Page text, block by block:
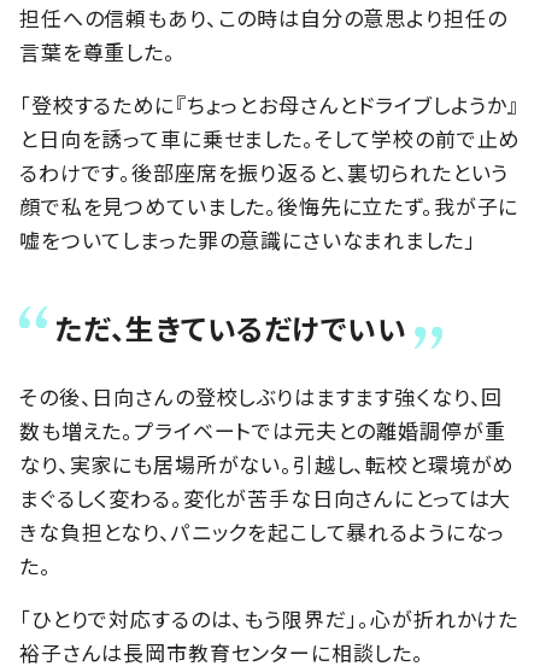
担任への信頼もあり、この時は自分の意思より担任の
言葉を尊重した。
「登校するために『ちょっとお母さんとドライブしようか』
と日向を誘って車に乗せました。そして学校の前で止め
るわけです。後部座席を振り返ると、裏切られたという
顔で私を見つめていました。後悔先に立たず。我が子に
嘘をついてしまった罪の意識にさいなまれました」
ただ、生きているだけでいい
その後、日向さんの登校しぶりはますます強くなり、回
数も増えた。プライベートでは元夫との離婚調停が重
なり、実家にも居場所がない。引越し、転校と環境がめ
まぐるしく変わる。変化が苦手な日向さんにとっては大
きな負担となり、パニックを起こして暴れるようになっ
た。
「ひとりで対応するのは、もう限界だ」。心が折れかけた
裕子さんは長岡市教育センターに相談した。